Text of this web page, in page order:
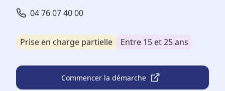
04 76 07 40 00
Prise en charge partielle Entre 15 et 25 ans
Commencer la démarche